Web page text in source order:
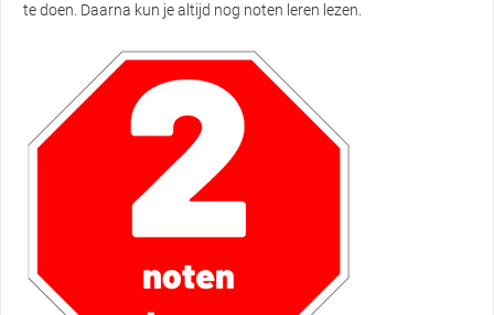
te doen. Daarna kun je altijd nog noten leren lezen.